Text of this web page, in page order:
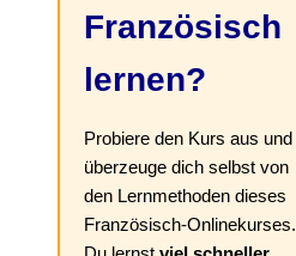
Französisch
lernen?
Probiere den Kurs aus und
überzeuge dich selbst von
den Lernmethoden dieses
Französisch-Onlinekurses.